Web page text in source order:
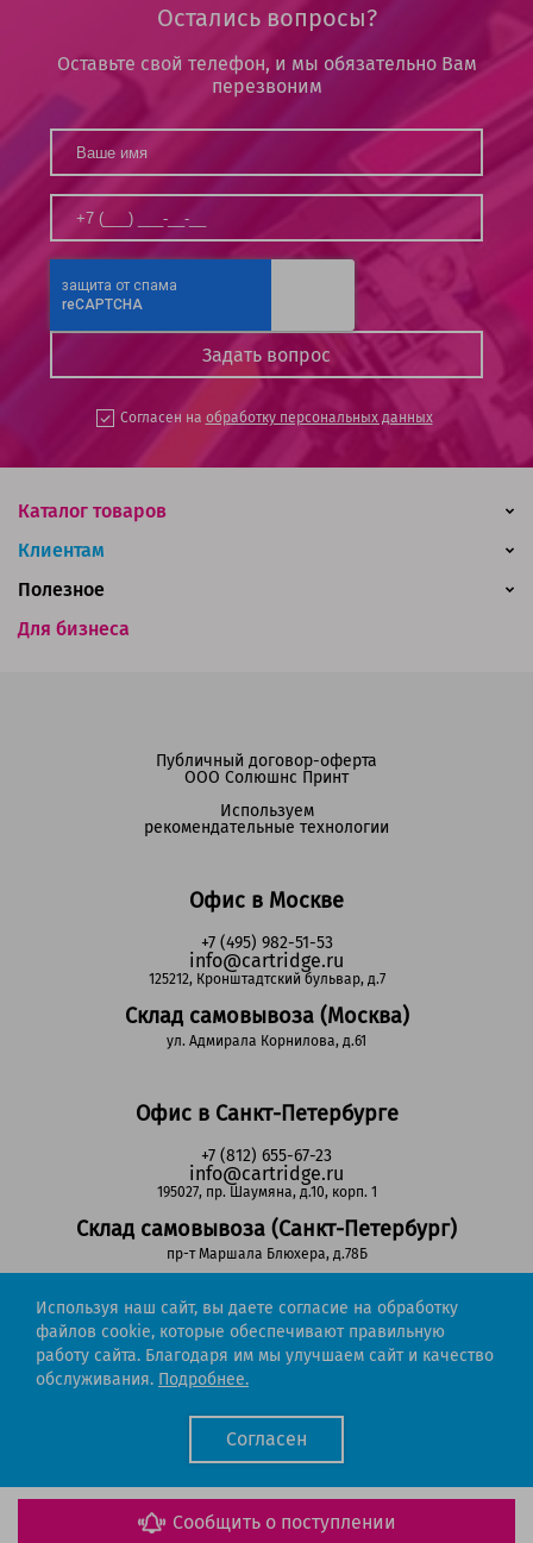
Сообщить о поступлении
Остались вопросы?
Оставьте свой телефон, и мы обязательно Вам
перезвоним
Согласен на обработку персональных данных
Каталог товаров
Клиентам
Для бизнеса
Полезное
Офис в Москве
+7 (495) 982-51-53
info@cartridge.ru
125212, Кронштадтский бульвар, д.7
Склад самовывоза (Москва)
ул. Адмирала Корнилова, д.61
Офис в Санкт-Петербурге
+7 (812) 655-67-23
info@cartridge.ru
195027, пр. Шаумяна, д.10, корп. 1
Склад самовывоза (Санкт-Петербург)
пр-т Маршала Блюхера, д.78Б
Регионы РФ
8-800-302-51-53
(звонок бесплатный)
Публичный договор-оферта
ООО Солюшнс Принт
Используем
рекомендательные технологии
Cartridge.ru 2012-2026. Все права защищены
Используя наш сайт, вы даете согласие на обработку
файлов cookie, которые обеспечивают правильную
работу сайта. Благодаря им мы улучшаем сайт и качество
обслуживания. Подробнее.
Согласен